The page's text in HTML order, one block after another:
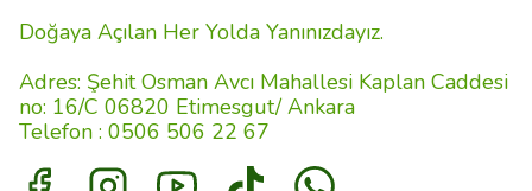
Doğaya Açılan Her Yolda Yanınızdayız.
Adres: Şehit Osman Avcı Mahallesi Kaplan Caddesi
no: 16/C 06820 Etimesgut/ Ankara
Telefon : 0506 506 22 67